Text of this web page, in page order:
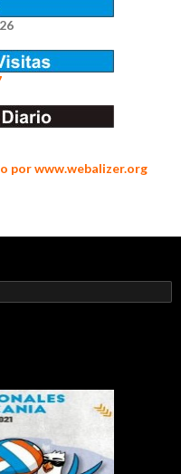
por www.webalizer.org